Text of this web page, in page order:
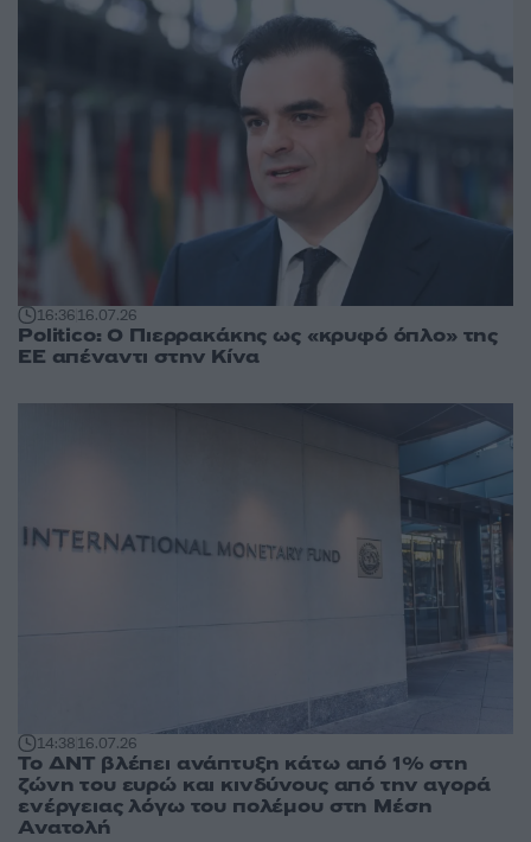
16:3616.07.26
Politico: Ο Πιερρακάκης ως «κρυφό όπλο» της
ΕΕ απέναντι στην Κίνα
14:3816.07.26
Το ΔΝΤ βλέπει ανάπτυξη κάτω από 1% στη
ζώνη του ευρώ και κινδύνους από την αγορά
ενέργειας λόγω του πολέμου στη Μέση
Ανατολή